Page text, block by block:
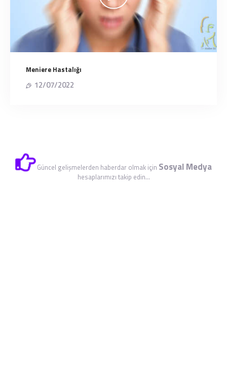
Meniere Hastalığı
12/07/2022
Güncel gelişmelerden haberdar olmak için Sosyal Medya
hesaplarımızı takip edin...